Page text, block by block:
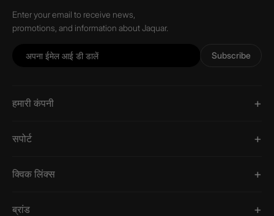
Enter your email to receive news,
promotions, and information about Jaquar.
Subscribe
हमारी कंपनी
सपोर्ट
क्विक लिंक्स
ब्रांड